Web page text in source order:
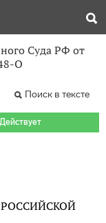
Суда РФ от
О
Поиск в тексте